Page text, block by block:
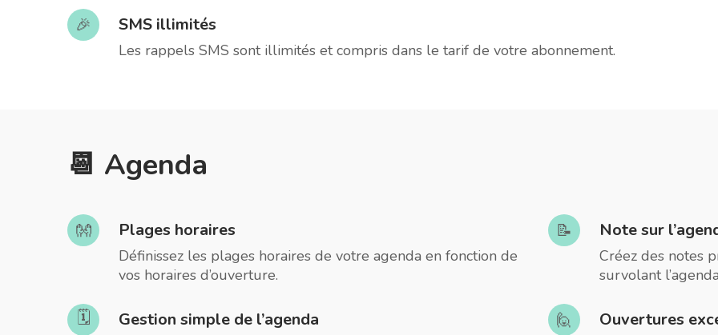
🎉 SMS illimités
Les rappels SMS sont illimités et compris dans le tarif de votre abonnement.
📆 Agenda
👐 Plages horaires
Définissez les plages horaires de votre agenda en fonction de
vos horaires d’ouverture.
📝 Note sur
Créez des notes
survolant
🗓️ Gestion simple de l’agenda 🙋 Ouvertures